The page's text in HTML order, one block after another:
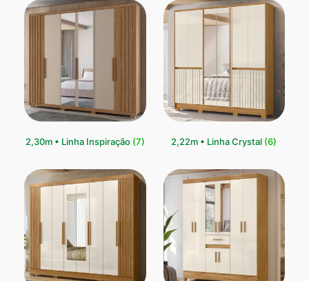
2,30m • Linha Inspiração (7) 2,22m • Linha Crystal (6)